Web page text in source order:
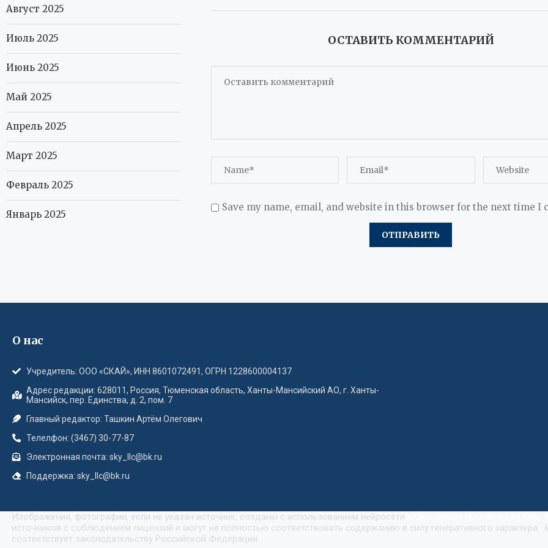
ОСТАВИТЬ КОММЕНТАРИЙ
Save my name, email, and website in this browser for the next time I
Август 2025
Июль 2025
Июнь 2025
Май 2025
Апрель 2025
Март 2025
Февраль 2025
Январь 2025
О нас
Учредитель: ООО «СКАЙ», ИНН 8601072491, ОГРН 1228600004137
Адрес редакции: 628011, Россия, Тюменская область, Ханты-Мансийский АО, г. Ханты-
Мансийск, пер. Единства, д. 2, пом. 7
Главный редактор: Ташкин Артём Олегович
Телелфон: (3467) 30-77-87
Электронная почта: sky_llc@bk.ru
Поддержка: sky_llc@bk.ru
Изображения, фотографии, если не указан источник, созданы с использованием нейросети
источников с соблюдением лицензий и могут не полностью соответствовать содержанию в силу генеративного
соответствует законодательству Российской Федерации.